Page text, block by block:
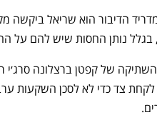
הדיבור הוא שריאל ביקשה
בגלל נותן החסות שיש להם על
של קפטן ברצלונה סרג׳י
צד כדי לא לסכן השקעות